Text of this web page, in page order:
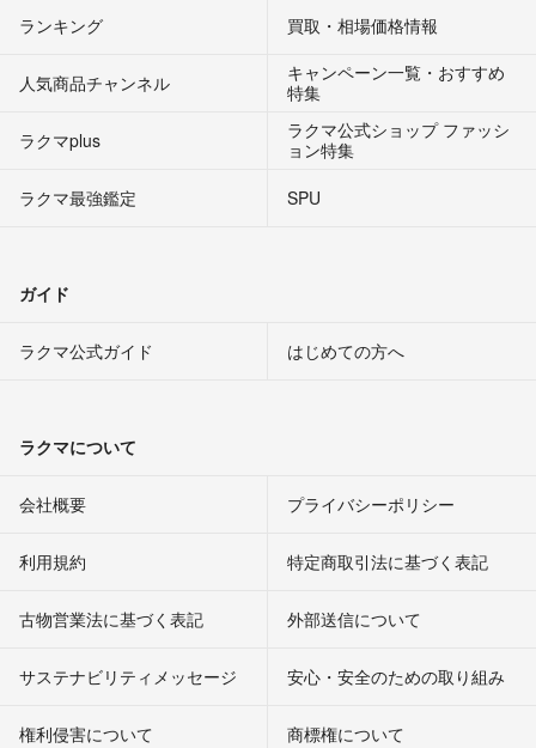
ランキング 買取・相場価格情報
人気商品チャンネル
キャンペーン一覧・おすすめ
特集
ラクマplus
ラクマ公式ショップ ファッシ
ョン特集
ラクマ最強鑑定
SPU
ガイド
ラクマ公式ガイド はじめての方へ
ラクマについて
会社概要 プライバシーポリシー
利用規約 特定商取引法に基づく表記
古物営業法に基づく表記 外部送信について
サステナビリティメッセージ 安心・安全のための取り組み
権利侵害について
商標権について